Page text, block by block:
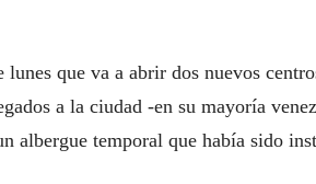
lunes que va a abrir dos nuevos
a la ciudad -en su mayoría
albergue temporal que había sido